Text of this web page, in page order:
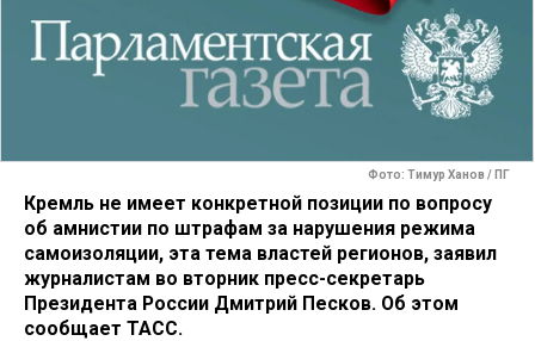
Фото: Тимур Ханов / ПГ
Кремль не имеет конкретной позиции по вопросу
об амнистии по штрафам за нарушения режима
самоизоляции, эта тема властей регионов, заявил
журналистам во вторник пресс-секретарь
Президента России Дмитрий Песков. Об этом
сообщает ТАСС.